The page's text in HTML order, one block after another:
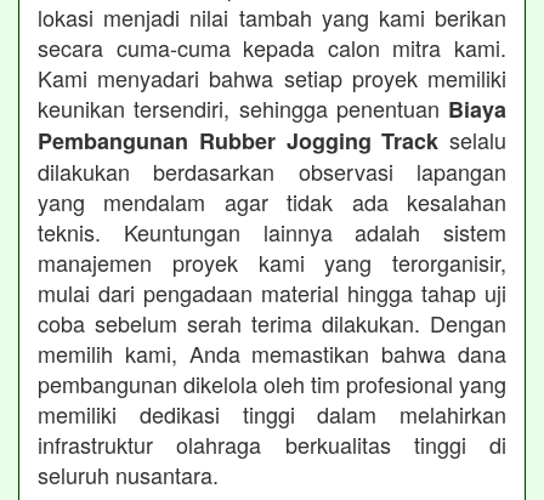
lokasi menjadi nilai tambah yang kami berikan
secara cuma-cuma kepada calon mitra kami.
Kami menyadari bahwa setiap proyek memiliki
keunikan tersendiri, sehingga penentuan Biaya
Pembangunan Rubber Jogging Track selalu
dilakukan berdasarkan observasi lapangan
yang mendalam agar tidak ada kesalahan
teknis. Keuntungan lainnya adalah sistem
manajemen proyek kami yang terorganisir,
mulai dari pengadaan material hingga tahap uji
coba sebelum serah terima dilakukan. Dengan
memilih kami, Anda memastikan bahwa dana
pembangunan dikelola oleh tim profesional yang
memiliki dedikasi tinggi dalam melahirkan
infrastruktur olahraga berkualitas tinggi di
seluruh nusantara.